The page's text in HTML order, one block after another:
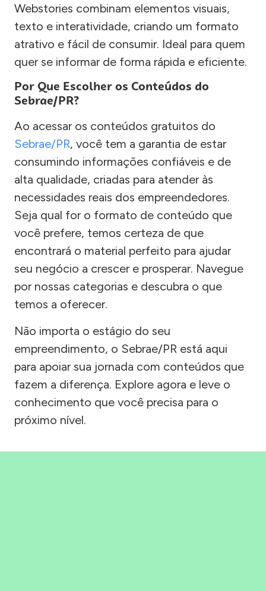
Webstories combinam elementos visuais,
texto e interatividade, criando um formato
atrativo e fácil de consumir. Ideal para quem
quer se informar de forma rápida e eficiente.
Por Que Escolher os Conteúdos do
Sebrae/PR?
Ao acessar os conteúdos gratuitos do
Sebrae/PR, você tem a garantia de estar
consumindo informações confiáveis e de
alta qualidade, criadas para atender às
necessidades reais dos empreendedores.
Seja qual for o formato de conteúdo que
você prefere, temos certeza de que
encontrará o material perfeito para ajudar
seu negócio a crescer e prosperar. Navegue
por nossas categorias e descubra o que
temos a oferecer.
Não importa o estágio do seu
empreendimento, o Sebrae/PR está aqui
para apoiar sua jornada com conteúdos que
fazem a diferença. Explore agora e leve o
conhecimento que você precisa para o
próximo nível.